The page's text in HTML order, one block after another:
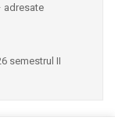
adresate
semestrul II